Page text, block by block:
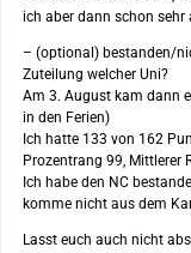
ich aber dann schon sehr
– (optional) bestanden/
Zuteilung welcher Uni?
Am 3. August kam dann
in den Ferien)
Ich hatte 133 von 162
Prozentrang 99, Mittlerer
Ich habe den NC
komme nicht aus dem
Lasst euch auch nicht